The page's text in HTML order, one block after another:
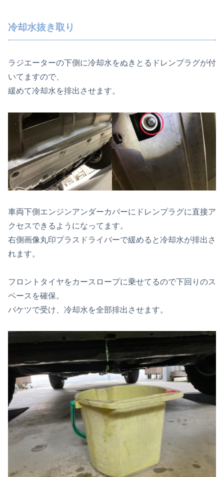
冷却水抜き取り
ラジエーターの下側に冷却水をぬきとるドレンプラグが付
いてますので、
緩めて冷却水を排出させます。
車両下側エンジンアンダーカバーにドレンプラグに直接ア
クセスできるようになってます。
右側画像丸印プラスドライバーで緩めると冷却水が排出さ
れます。
フロントタイヤをカースロープに乗せてるので下回りのス
ペースを確保。
バケツで受け、冷却水を全部排出させます。